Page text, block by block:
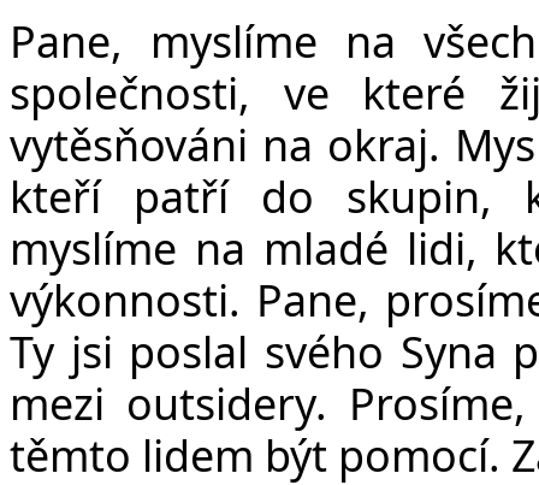
Pane, myslíme na
společnosti, ve které
vytěsňováni na okraj.
kteří patří do skupin,
myslíme na mladé lidi,
výkonnosti. Pane,
Ty jsi poslal svého
mezi outsidery.
těmto lidem být pomocí.